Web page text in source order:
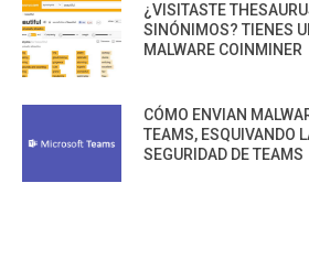
¿VISITASTE
SINÓNIMOS? TIENES
MALWARE COINMINER
CÓMO ENVIAN
TEAMS, ESQUIVANDO
SEGURIDAD DE TEAMS